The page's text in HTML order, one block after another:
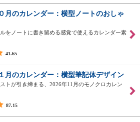
月のカレンダー：横型ノートのおしゃ
をノートに書き留める感覚で使えるカレンダー素
41.65
月のカレンダー：横型筆記体デザイン
トが引き締まる、2026年11月のモノクロカレン
87.15